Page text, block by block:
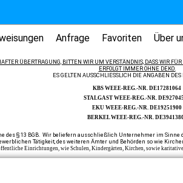
Anfrage Favoriten Über
ÜBERTRAGUNG, BITTEN WIR UM VERSTÄNDNIS, DASS WIR
ERFOLGT IMMER OHNE DEKO.
ES GELTEN AUSSCHLIESSLICH DIE ANGABEN DES
KBS WEEE-REG.-NR. DE17281064
STALGAST WEEE-REG.-NR.
EKU WEEE-REG.-NR. DE19251900
BERKEL WEEE-REG.-NR.
§ 13 BGB. Wir beliefern ausschließlich Unternehmer im Sinne
Tätigkeit, des weiteren Ämter und Behörden so wie
Einrichtungen, wie Schulen, Kindergärten, Kirchen, sowie